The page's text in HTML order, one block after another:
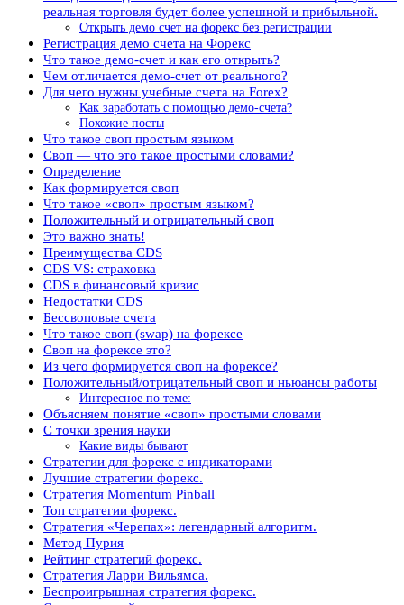
реальная торговля будет более успешной и прибыльной.
Открыть демо счет на форекс без регистрации
Регистрация демо счета на Форекс
Что такое демо-счет и как его открыть?
Чем отличается демо-счет от реального?
Для чего нужны учебные счета на Forex?
Как заработать с помощью демо-счета?
Похожие посты
Что такое своп простым языком
Своп — что это такое простыми словами?
Определение
Как формируется своп
Что такое «своп» простым языком?
Положительный и отрицательный своп
Это важно знать!
Преимущества CDS
CDS VS: страховка
CDS в финансовый кризис
Недостатки CDS
Бессвоповые счета
Что такое своп (swap) на форексе
Своп на форексе это?
Из чего формируется своп на форексе?
Положительный/отрицательный своп и ньюансы работы
Интересное по теме:
Объясняем понятие «своп» простыми словами
С точки зрения науки
Какие виды бывают
Стратегии для форекс с индикаторами
Лучшие стратегии форекс.
Стратегия Momentum Pinball
Топ стратегии форекс.
Стратегия «Черепах»: легендарный алгоритм.
Метод Пурия
Рейтинг стратегий форекс.
Стратегия Ларри Вильямса.
Беспроигрышная стратегия форекс.